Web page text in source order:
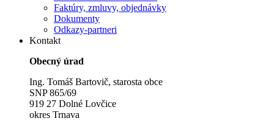
Faktúry, zmluvy, objednávky
Dokumenty
Odkazy-partneri
Kontakt
Obecný úrad
Ing. Tomáš Bartovič, starosta obce
SNP 865/69
919 27 Dolné Lovčice
okres Trnava